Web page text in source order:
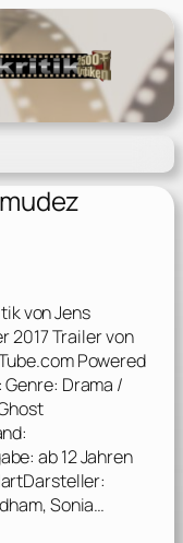
von Jens
2017 Trailer von
Powered
Drama /
ab 12 Jahren
Sonia…